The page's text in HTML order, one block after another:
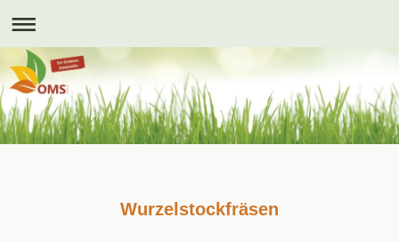
Wurzelstockfräsen